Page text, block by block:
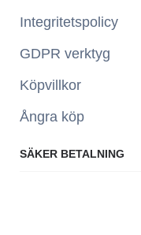
Integritetspolicy
GDPR verktyg
Köpvillkor
Ångra köp
SÄKER BETALNING